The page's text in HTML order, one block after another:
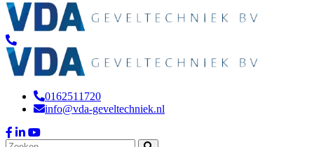
0162511720
info@vda-geveltechniek.nl